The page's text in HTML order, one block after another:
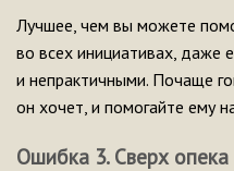
Лучшее, чем вы можете
во всех инициативах, даже
и непрактичными. Почаще
он хочет, и помогайте ему
Ошибка 3. Сверх